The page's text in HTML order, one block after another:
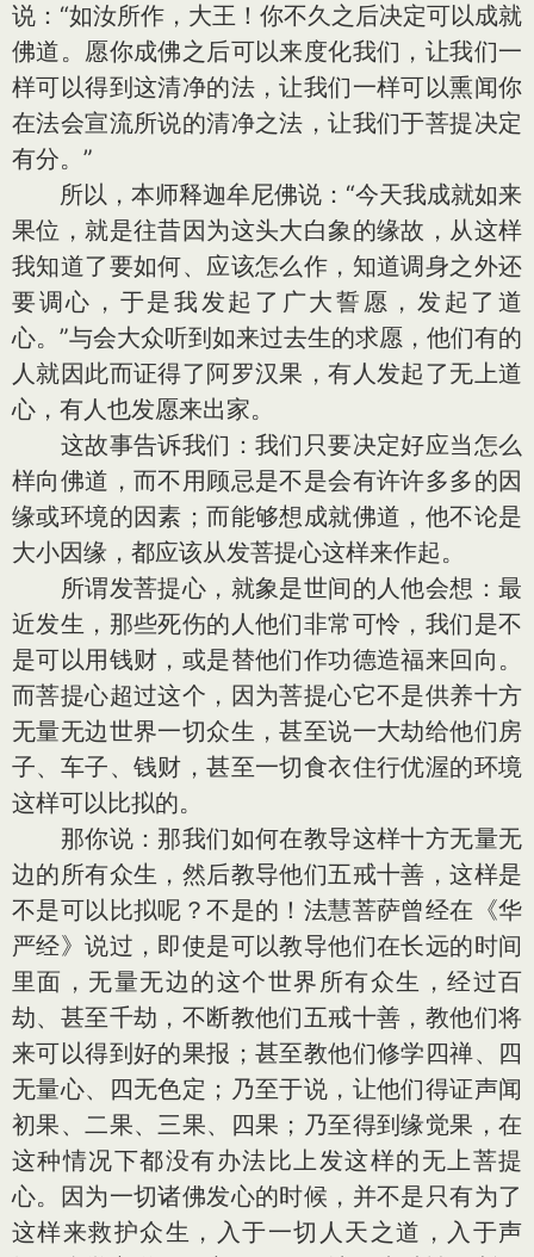
说：“如汝所作，大王！你不久之后决定可以成就
佛道。愿你成佛之后可以来度化我们，让我们一
样可以得到这清净的法，让我们一样可以熏闻你
在法会宣流所说的清净之法，让我们于菩提决定
有分。”
所以，本师释迦牟尼佛说：“今天我成就如来
果位，就是往昔因为这头大白象的缘故，从这样
我知道了要如何、应该怎么作，知道调身之外还
要调心，于是我发起了广大誓愿，发起了道
心。”与会大众听到如来过去生的求愿，他们有的
人就因此而证得了阿罗汉果，有人发起了无上道
心，有人也发愿来出家。
这故事告诉我们：我们只要决定好应当怎么
样向佛道，而不用顾忌是不是会有许许多多的因
缘或环境的因素；而能够想成就佛道，他不论是
大小因缘，都应该从发菩提心这样来作起。
所谓发菩提心，就象是世间的人他会想：最
近发生，那些死伤的人他们非常可怜，我们是不
是可以用钱财，或是替他们作功德造福来回向。
而菩提心超过这个，因为菩提心它不是供养十方
无量无边世界一切众生，甚至说一大劫给他们房
子、车子、钱财，甚至一切食衣住行优渥的环境
这样可以比拟的。
那你说：那我们如何在教导这样十方无量无
边的所有众生，然后教导他们五戒十善，这样是
不是可以比拟呢？不是的！法慧菩萨曾经在《华
严经》说过，即使是可以教导他们在长远的时间
里面，无量无边的这个世界所有众生，经过百
劫、甚至千劫，不断教他们五戒十善，教他们将
来可以得到好的果报；甚至教他们修学四禅、四
无量心、四无色定；乃至于说，让他们得证声闻
初果、二果、三果、四果；乃至得到缘觉果，在
这种情况下都没有办法比上发这样的无上菩提
心。因为一切诸佛发心的时候，并不是只有为了
这样来救护众生，入于一切人天之道，入于声